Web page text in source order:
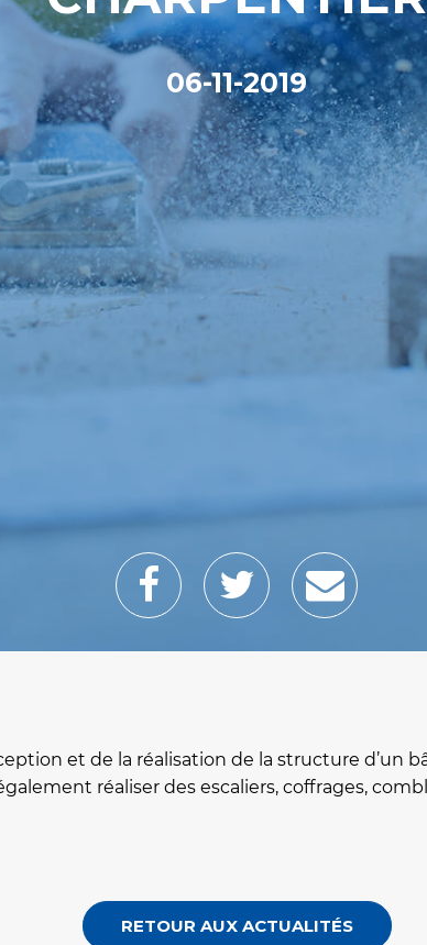
06-11-2019
et de la réalisation de la structure d’un
réaliser des escaliers, coffrages,
RETOUR AUX ACTUALITÉS